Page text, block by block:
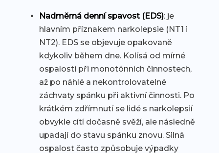
Nadměrná denní spavost (EDS): je
hlavním příznakem narkolepsie (NT1 i
NT2). EDS se objevuje opakovaně
kdykoliv během dne. Kolísá od mírné
ospalosti při monotónních činnostech,
až po náhlé a nekontrolovatelné
záchvaty spánku při aktivní činnosti. Po
krátkém zdřímnutí se lidé s narkolepsií
obvykle cítí dočasně svěží, ale následně
upadají do stavu spánku znovu. Silná
ospalost často způsobuje výpadky